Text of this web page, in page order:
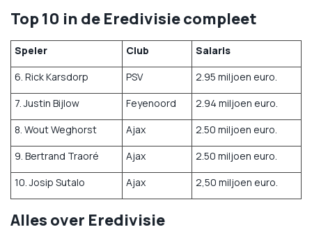
Top 10 in de Eredivisie compleet
Speler Club
Salaris
6. Rick Karsdorp
PSV
2.95 miljoen euro.
7. Justin Bijlow
Feyenoord
2.94 miljoen euro.
8. Wout Weghorst
Ajax
2.50 miljoen euro.
9. Bertrand Traoré
Ajax
2.50 miljoen euro.
10. Josip Sutalo
Ajax 2,50 miljoen euro.
Alles over Eredivisie